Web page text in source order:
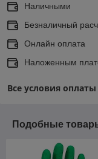
Наличными
Безналичный
Онлайн оплата
Наложенным
Все условия оплаты
Подобные